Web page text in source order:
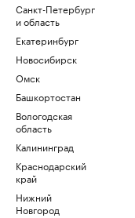
Санкт-Петербург
и область
Екатеринбург
Новосибирск
Омск
Башкортостан
Вологодская
область
Калининград
Краснодарский
край
Нижний
Новгород